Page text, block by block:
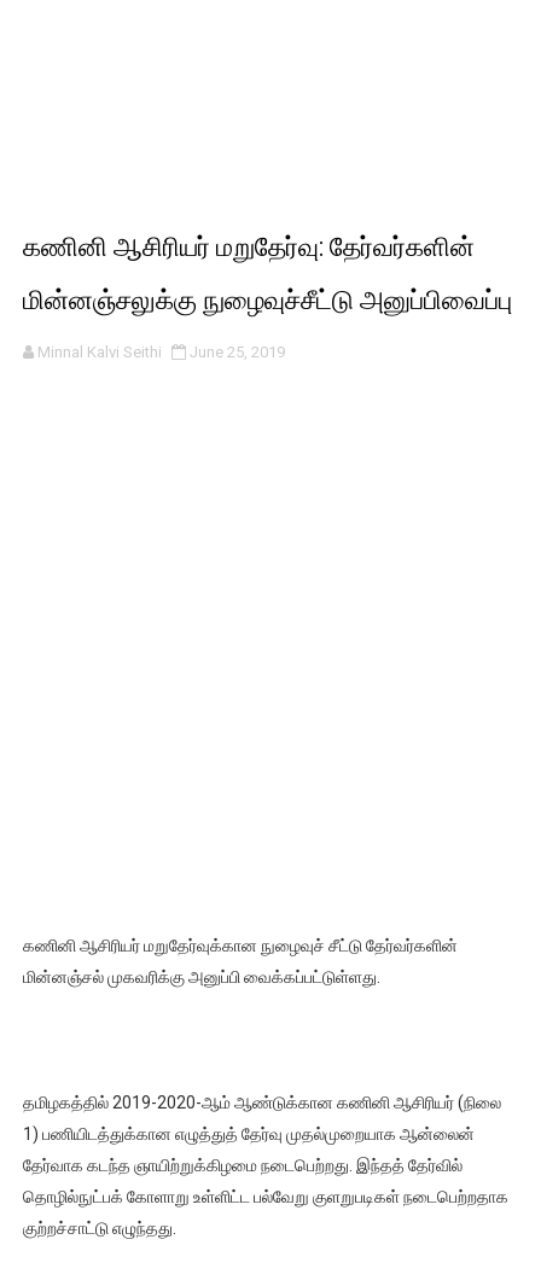
கணினி ஆசிரியர் மறுதேர்வு: தேர்வர்களின்
மின்னஞ்சலுக்கு நுழைவுச்சீட்டு அனுப்பிவைப்பு
Minnal Kalvi Seithi June 25, 2019
கணினி ஆசிரியர் மறுதேர்வுக்கான நுழைவுச் சீட்டு தேர்வர்களின்
மின்னஞ்சல் முகவரிக்கு அனுப்பி வைக்கப்பட்டுள்ளது.
தமிழகத்தில் 2019-2020-ஆம் ஆண்டுக்கான கணினி ஆசிரியர் (நிலை
1) பணியிடத்துக்கான எழுத்துத் தேர்வு முதல்முறையாக ஆன்லைன்
தேர்வாக கடந்த ஞாயிற்றுக்கிழமை நடைபெற்றது. இந்தத் தேர்வில்
தொழில்நுட்பக் கோளாறு உள்ளிட்ட பல்வேறு குளறுபடிகள் நடைபெற்றதாக
குற்றச்சாட்டு எழுந்தது.